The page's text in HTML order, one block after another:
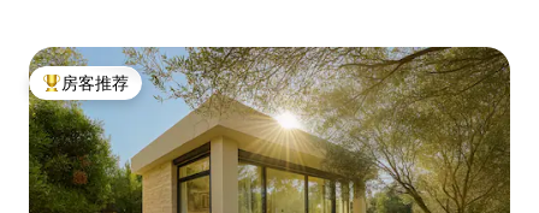
热门「房客推荐」
房客推荐